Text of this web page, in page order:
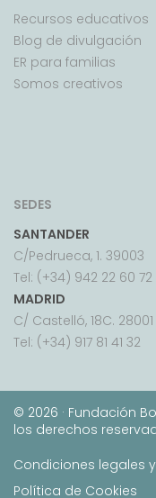
Recursos educativos
Blog de divulgación
ER para familias
Somos creativos
SEDES
SANTANDER
C/Pedrueca, 1. 39003
Tel: (+34) 942 22 60 72
MADRID
C/ Castelló, 18C. 28001
Tel: (+34) 917 81 41 32
Condiciones legales
Política de Cookies
© 2026 · Fundación
los derechos